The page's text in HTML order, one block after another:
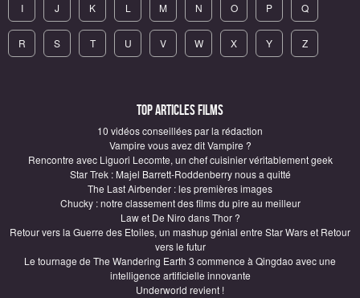
I J K L M N O P Q
R S T U V W X Y Z
Top articles Films
10 vidéos conseillées par la rédaction
Vampire vous avez dit Vampire ?
Rencontre avec Liguori Lecomte, un chef cuisinier véritablement geek
Star Trek : Majel Barrett-Roddenberry nous a quitté
The Last Airbender : les premières images
Chucky : notre classement des films du pire au meilleur
Law et De Niro dans Thor ?
Retour vers la Guerre des Etoiles, un mashup génial entre Star Wars et Retour
vers le futur
Le tournage de The Wandering Earth 3 commence à Qingdao avec une
intelligence artificielle innovante
Underworld revient !